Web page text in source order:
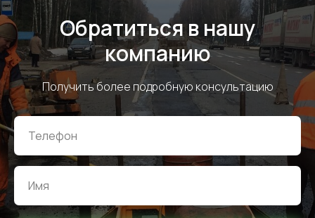
Обратиться в нашу
компанию
Получить более подробную консультацию